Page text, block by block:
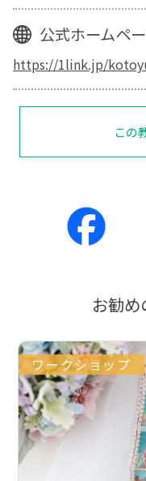
公式ホームペ
https://1link.jp/
この
お勧
ワークショップ